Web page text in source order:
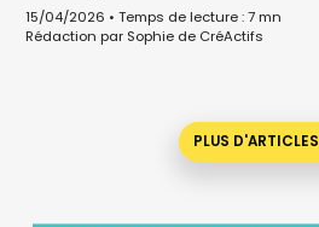
15/04/2026 • Temps de lecture : 7 mn
Rédaction par Sophie de CréActifs
PLUS D'ARTICLES